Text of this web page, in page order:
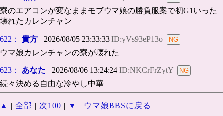
寮のエアコンが変なままモブウマ娘の勝負服案で初G1いった
壊れたカレンチャン
622： 貴方 2026/08/05 23:33:33 ID:yVs93eP13o
ウマ娘カレンチャンの寮が壊れた
623： あなた 2026/08/06 13:24:24 ID:NKCrFrZytY
続々決める自由な冷やし中華
▲ | 全部 | 次100 | ▼ | ウマ娘BBSに戻る